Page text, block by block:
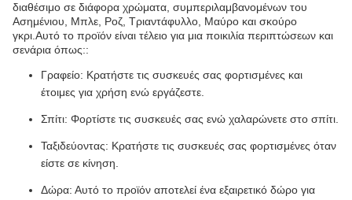
διαθέσιμο σε διάφορα χρώματα, συμπεριλαμβανομένων του
Ασημένιου, Μπλε, Ροζ, Τριαντάφυλλο, Μαύρο και σκούρο
γκρι.Αυτό το προϊόν είναι τέλειο για μια ποικιλία περιπτώσεων και
σενάρια όπως::
Γραφείο: Κρατήστε τις συσκευές σας φορτισμένες και
έτοιμες για χρήση ενώ εργάζεστε.
Σπίτι: Φορτίστε τις συσκευές σας ενώ χαλαρώνετε στο σπίτι.
Ταξιδεύοντας: Κρατήστε τις συσκευές σας φορτισμένες όταν
είστε σε κίνηση.
Δώρα: Αυτό το προϊόν αποτελεί ένα εξαιρετικό δώρο για